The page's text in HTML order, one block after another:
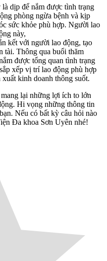
dịp để nắm được tình trạng
phòng ngừa bệnh và kịp
sức khỏe phù hợp. Người lao
này,
kết với người lao động, tạo
tài. Thông qua buổi thăm
được tổng quan tình trạng
xếp vị trí lao động phù hợp
xuất kinh doanh thông suốt.
lại những lợi ích to lớn
Hi vọng những thông tin
Nếu có bất kỳ câu hỏi nào
Đa khoa Sơn Uyên nhé!